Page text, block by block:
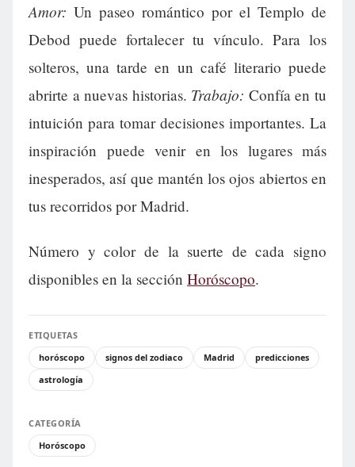
Amor: Un paseo romántico por el Templo de
Debod puede fortalecer tu vínculo. Para los
solteros, una tarde en un café literario puede
abrirte a nuevas historias. Trabajo: Confía en tu
intuición para tomar decisiones importantes. La
inspiración puede venir en los lugares más
inesperados, así que mantén los ojos abiertos en
tus recorridos por Madrid.
Número y color de la suerte de cada signo
disponibles en la sección Horóscopo.
ETIQUETAS
horóscopo
signos del zodiaco Madrid
predicciones
astrología
CATEGORÍA
Horóscopo